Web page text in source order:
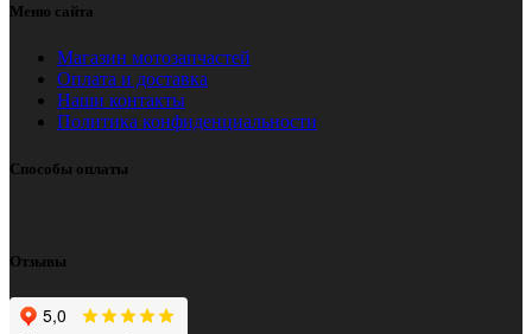
Меню сайта
Магазин мотозапчастей
Оплата и доставка
Наши контакты
Политика конфиденциальности
Способы оплаты
Отзывы